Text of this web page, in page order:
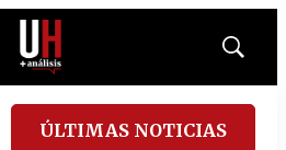
Mostrar
ÚLTIMAS NOTICIAS